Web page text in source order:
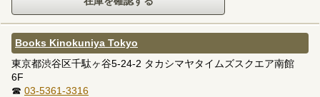
Books Kinokuniya Tokyo
東京都渋谷区千駄ヶ谷5-24-2 タカシマヤタイムズスクエア南館
6F
☎ 03-5361-3316